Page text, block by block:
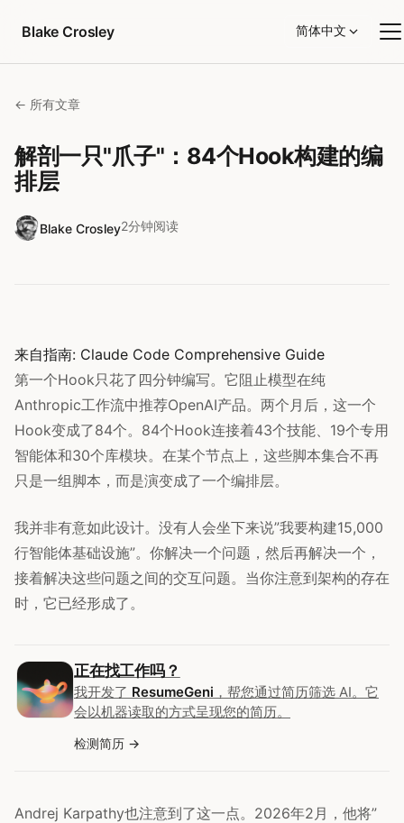
Blake Crosley
简体中文
← 所有文章
解剖一只"爪子"：84个Hook构建的编
排层
Blake Crosley2分钟阅读
来自指南: Claude Code Comprehensive Guide
第一个Hook只花了四分钟编写。它阻止模型在纯
Anthropic工作流中推荐OpenAI产品。两个月后，这一个
Hook变成了84个。84个Hook连接着43个技能、19个专用
智能体和30个库模块。在某个节点上，这些脚本集合不再
只是一组脚本，而是演变成了一个编排层。
我并非有意如此设计。没有人会坐下来说”我要构建15,000
行智能体基础设施”。你解决一个问题，然后再解决一个，
接着解决这些问题之间的交互问题。当你注意到架构的存在
时，它已经形成了。
正在找工作吗？
我开发了 ResumeGeni ，帮您通过简历筛选 AI。它
会以机器读取的方式呈现您的简历。
检测简历
Andrej Karpathy也注意到了这一点。2026年2月，他将”